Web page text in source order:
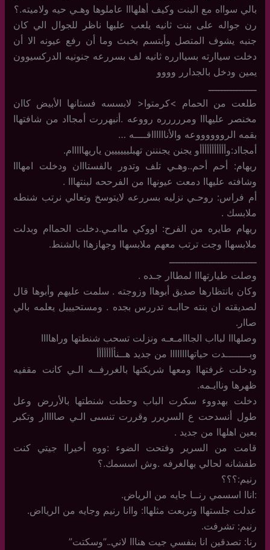
بالي سوااه مع البنت وكيف أهلهااا عاملوها وهـي حيه ولاميته.؟
رن جواله على بنت ثانيه يلعب عليها ناظر للجوال الي كان
جنبه يشوف المتصل وأبتسم بخبث وما أن رفع عيونه الا أن
دخلت سياارته بسياارره ثانيه لف بسررعه جنونيه الدركسيوون
يمين ودخل بالجدارر وووو
ــــــــــــــــ
طلعت من الحمام >كرمتوا< لابسسه فستانها الأبيض كاان
مخنصر عليهااا ومررررره رووعه .أنبهررت أمجااد من شافتهاا
بقمه الرووووووعه والأنااااااقــــه …
أمجااد:وأأأأأأأأأأأو يجنن يجنننن تهبليييييين ياريهااااام.
ريهام: أحم أحم..وهـي تلف وتدور بالفستااان ودخلت امهااا
وشافته عليهاا دمعت عيونهاا من الفرححه لبنتهااا .
أم فراس: روحـي نزليه بسررعه لايتوسخ وتعالي نرتب شنطه
ملابسك .
ريهام طايره من الفرح: اووكي ماامـي.دخلت الحماام وبدلت
ملابسهاا وجت ترتب معهم ملابسهاا وجهازهاا بالشنط.
ـــــــــــــــــــــــــــــ
وصلت طيارتهااا لمطاار جـده .
وكان بانتظارها صديق أبوهاا وزوجته . سلمت عليهم وأبوها قال
لصديقته ان بنته حاابـه تدررس بجده . ومستحيييل يعلمه بالي
صاار.
وصلهااا لبااب الجااامـعـه ونزلت تسحب شنطتها وراهاااا
وبــــــــدت حياتهاااااااا من جديد هــنأأأأأأأأ
ودخلت غرفتهاا ومعها شريكتها بالغررفــه الـي كانت مقفيه
ظهرها وناايـمه.
دخلت بهدووء سكرت الباب وحطت شنطتها بالأررض وعل
طول أنسدحت ع السريرر وقررت تنسىى الـي صااااار وتكبر
بعين اهلهاا من جديد .
قامت من السرير وفتحت الضوء :ووه أخيراا جيتي كنت
طفشانه لحالي بهالغرفه .وش اسسمك.؟
رنيم:؟؟؟
:اناا اسسمي رنــا جايه من الرياض.
عدلت جلستهاا وتربعت مثلهاا: واانا رنيم وجايه من الريااض.
رنيم: تشرفت.
رنا: تصدقين انا بنفسي جيت هنااا لاني..”وسكتت”